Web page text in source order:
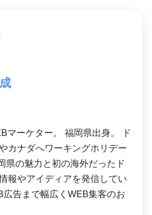
マーケター。 福岡県出身。 ド
カナダへワーキングホリデー
県の魅力と初の海外だったド
報やアイディアを発信してい
広告まで幅広くWEB集客のお